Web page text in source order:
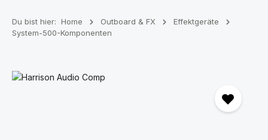
Du bist hier: Home Outboard & FX
Effektgeräte
System-500-Komponenten
Bildergalerie überspringen